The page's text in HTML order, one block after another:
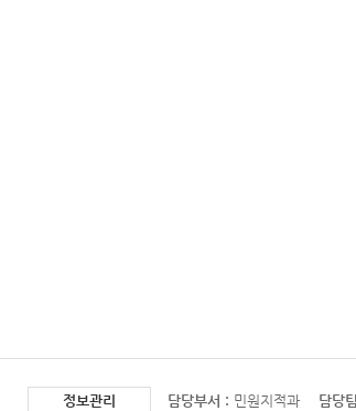
정보관리 담당부서 : 민원지적과 담당